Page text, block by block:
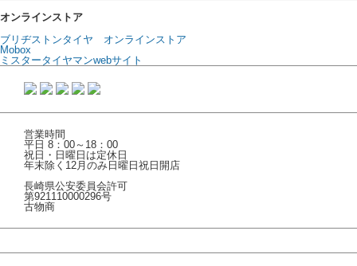
オンラインストア
ブリヂストンタイヤ オンラインストア
Mobox
ミスタータイヤマンwebサイト
営業時間
平日 8：00～18：00
祝日・日曜日は定休日
年末除く12月のみ日曜日祝日開店
長崎県公安委員会許可
第921110000296号
古物商